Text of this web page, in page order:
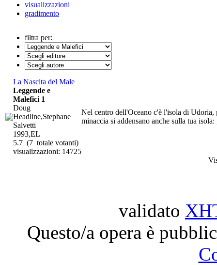
visualizzazioni
gradimento
filtra per:
La Nascita del Male
Nel centro dell'Oceano c'è l'isola di
minaccia si addensano anche sulla tua
Leggende e
Malefici 1
Doug
Headline,Stephane
Salvetti
1993,EL
5.7 (7 totale votanti)
visualizzazioni: 14725
validato
Questo/a opera è